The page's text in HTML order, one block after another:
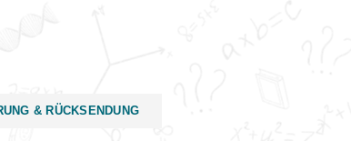
& RÜCKSENDUNG